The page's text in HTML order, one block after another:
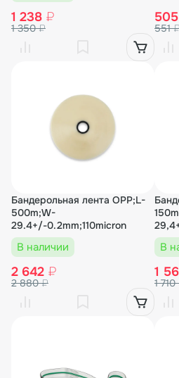
1 238 ₽
1 350₽
505
551
Бандерольная лента OPP;L-
500m;W-
29.4+/-0.2mm;110micron
В наличии
2 642 ₽
2 880₽
В
1
1 710